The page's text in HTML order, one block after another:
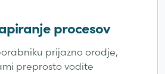
procesov
prijazno orodje,
preprosto vodite